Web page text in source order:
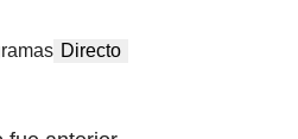
Directo